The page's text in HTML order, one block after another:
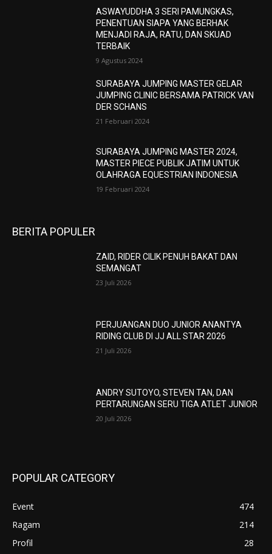
ASWAYUDDHA 3 SERI PAMUNGKAS,
PENENTUAN SIAPA YANG BERHAK
MENJADI RAJA, RATU, DAN SKUAD
TERBAIK
9 Agustus 2024
SURABAYA JUMPING MASTER GELAR
JUMPING CLINIC BERSAMA PATRICK VAN
DER SCHANS
21 Februari 2024
SURABAYA JUMPING MASTER 2024,
MASTER PIECE PUBLIK JATIM UNTUK
OLAHRAGA EQUESTRIAN INDONESIA
19 Februari 2024
BERITA POPULER
ZAID, RIDER CILIK PENUH BAKAT DAN
SEMANGAT
23 Juli 2026
PERJUANGAN DUO JUNIOR ANANTYA
RIDING CLUB DI JJ ALL STAR 2026
21 Juli 2026
ANDRY SUTOYO, STEVEN TAN, DAN
PERTARUNGAN SERU TIGA ATLET JUNIOR
20 Juli 2026
POPULAR CATEGORY
Event
474
Ragam
214
Profil
28